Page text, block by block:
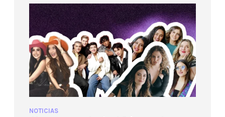
NOTICIAS